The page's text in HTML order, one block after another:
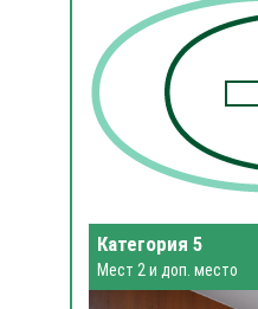
Категория 5
Мест 2 и доп. место